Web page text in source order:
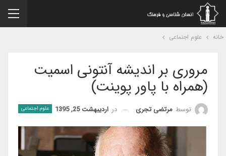
علوم اجتماعی
مروری بر اندیشه آنتونی اسمیت
(همراه با پاور پوینت)
علوم اجتماعی توسطمرتضی تجری دراردیبهشت 25, 1395